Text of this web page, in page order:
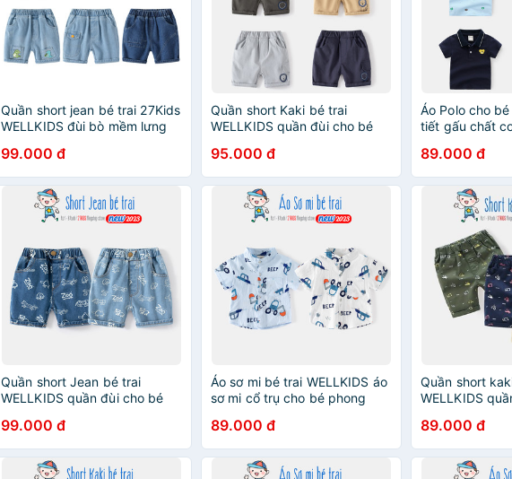
Quần short jean bé trai 27Kids
WELLKIDS đùi bò mềm lưng
BSJE2
99.000 đ
Quần short Kaki bé trai
WELLKIDS quần đùi cho bé
95.000 đ
Áo Polo cho bé
tiết gấu chất
89.000 đ
Quần short Jean bé trai
WELLKIDS quần đùi cho bé
mới 2023
99.000 đ
Áo sơ mi bé trai WELLKIDS áo
sơ mi cổ trụ cho bé phong
mẫu mới 2023
89.000 đ
Quần short
WELLKIDS
Mỹ
89.000 đ